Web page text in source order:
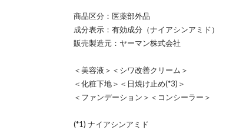
商品区分：医薬部外品
成分表示：有効成分（ナイアシンアミド）
販売製造元：ヤーマン株式会社
＜美容液＞＜シワ改善クリーム＞
＜化粧下地＞＜日焼け止め(*3)＞
＜ファンデーション＞＜コンシーラー＞
(*1) ナイアシンアミド